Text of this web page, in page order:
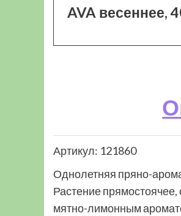
AVA весеннее,
Артикул: 121860
Однолетняя пряно-
Растение
мятно-лимонным